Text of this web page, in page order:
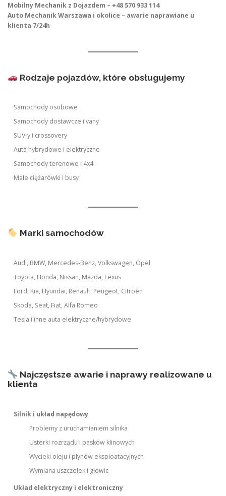
Mobilny Mechanik z Dojazdem – +48 570 933 114
Auto Mechanik Warszawa i okolice – awarie naprawiane u
klienta 7/24h
Rodzaje pojazdów, które obsługujemy
Samochody osobowe
Samochody dostawcze i vany
SUV-y i crossovery
Auta hybrydowe i elektryczne
Samochody terenowe i 4x4
Małe ciężarówki i busy
Marki samochodów
Audi, BMW, Mercedes-Benz, Volkswagen, Opel
Toyota, Honda, Nissan, Mazda, Lexus
Ford, Kia, Hyundai, Renault, Peugeot, Citroën
Skoda, Seat, Fiat, Alfa Romeo
Tesla i inne auta elektryczne/hybrydowe
Najczęstsze awarie i naprawy realizowane u
klienta
Silnik i układ napędowy
Problemy z uruchamianiem silnika
Usterki rozrządu i pasków klinowych
Wycieki oleju i płynów eksploatacyjnych
Wymiana uszczelek i głowic
Układ elektryczny i elektroniczny